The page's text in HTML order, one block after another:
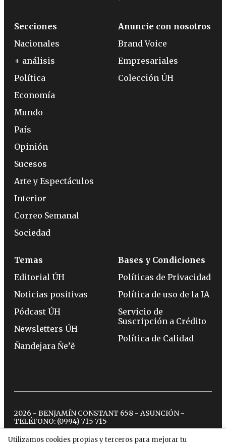
Utilizamos cookies propias y terceros para mejorar tu
Secciones
Nacionales
+ análisis
Política
Economía
Mundo
País
Opinión
Sucesos
Arte y Espectáculos
Interior
Correo Semanal
Sociedad
Anuncie con nosotros
Brand Voice
Empresariales
Colección ÚH
Temas
Editorial ÚH
Noticias positivas
Pódcast ÚH
Newsletters ÚH
Ñandejara Ñe’ẽ
Bases y Condiciones
Políticas de Privacidad
Política de uso de la IA
Servicio de
Suscripción a Crédito
Política de Calidad
2026 - BENJAMÍN CONSTANT 658 - ASUNCIÓN -
TELÉFONO: (0994) 715 715